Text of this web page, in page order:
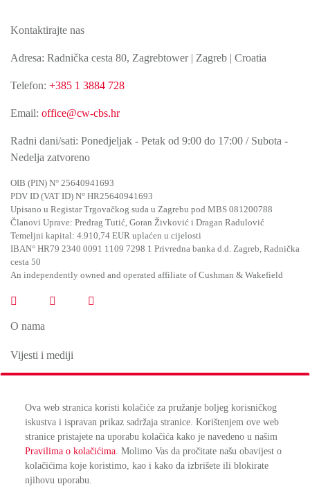
Ova web stranica koristi kolačiće za pružanje boljeg korisničkog
iskustva i ispravan prikaz sadržaja stranice. Korištenjem ove web
stranice pristajete na uporabu kolačića kako je navedeno u našim
Pravilima o kolačićima. Molimo Vas da pročitate našu obavijest o
kolačićima koje koristimo, kao i kako da izbrišete ili blokirate
njihovu uporabu.
Kontaktirajte nas
Adresa: Radnička cesta 80, Zagrebtower | Zagreb | Croatia
Telefon: +385 1 3884 728
Email: office@cw-cbs.hr
Radni dani/sati: Ponedjeljak - Petak od 9:00 do 17:00 / Subota -
Nedelja zatvoreno
OIB (PIN) N° 25640941693
PDV ID (VAT ID) N° HR25640941693
Upisano u Registar Trgovačkog suda u Zagrebu pod MBS 081200788
Članovi Uprave: Predrag Tutić, Goran Živković i Dragan Radulović
Temeljni kapital: 4.910,74 EUR uplaćen u cijelosti
IBAN° HR79 2340 0091 1109 7298 1 Privredna banka d.d. Zagreb, Radnička
cesta 50
An independently owned and operated affiliate of Cushman & Wakefield
O nama
Vijesti i mediji
Pravila privatnosti